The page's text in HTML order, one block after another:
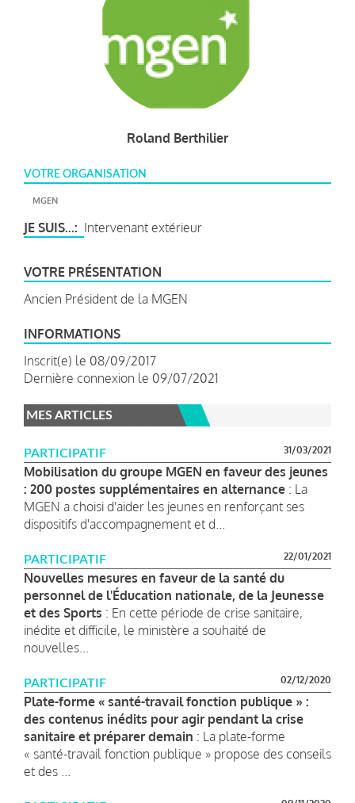
Roland Berthilier
VOTRE ORGANISATION
MGEN
JE SUIS... Intervenant extérieur
VOTRE PRÉSENTATION
Ancien Président de la MGEN
INFORMATIONS
Inscrit(e) le 08/09/2017
Dernière connexion le 09/07/2021
MES ARTICLES
PARTICIPATIF 31/03/2021
Mobilisation du groupe MGEN en faveur des jeunes
: 200 postes supplémentaires en alternance : La
MGEN a choisi d'aider les jeunes en renforçant ses
dispositifs d'accompagnement et d...
PARTICIPATIF 22/01/2021
Nouvelles mesures en faveur de la santé du
personnel de l'Éducation nationale, de la Jeunesse
et des Sports : En cette période de crise sanitaire,
inédite et difficile, le ministère a souhaité de
nouvelles...
PARTICIPATIF 02/12/2020
Plate-forme « santé-travail fonction publique » :
des contenus inédits pour agir pendant la crise
sanitaire et préparer demain : La plate-forme
« santé-travail fonction publique » propose des conseils
et des ...